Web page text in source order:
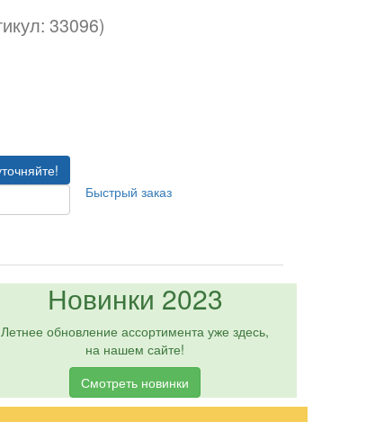
33096)
Быстрый заказ
Новинки 2023
Летнее обновление ассортимента уже здесь,
на нашем сайте!
Смотреть новинки